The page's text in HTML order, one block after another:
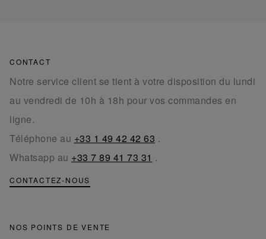
CONTACT
Notre service client se tient à votre disposition du lundi
au vendredi de 10h à 18h pour vos commandes en
ligne.
Téléphone au +33 1 49 42 42 63 .
Whatsapp au +33 7 89 41 73 31 .
CONTACTEZ-NOUS
NOS POINTS DE VENTE